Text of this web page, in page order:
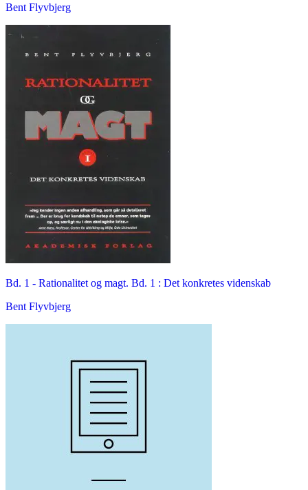
Bent Flyvbjerg
Bd. 1 - Rationalitet og magt. Bd. 1 : Det konkretes videnskab
Bent Flyvbjerg